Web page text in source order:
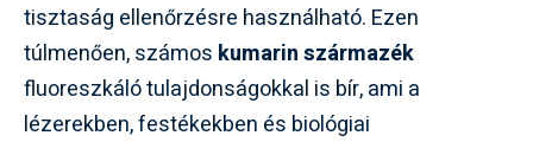
tisztaság ellenőrzésre használható. Ezen
túlmenően, számos kumarin származék
fluoreszkáló tulajdonságokkal is bír, ami a
lézerekben, festékekben és biológiai